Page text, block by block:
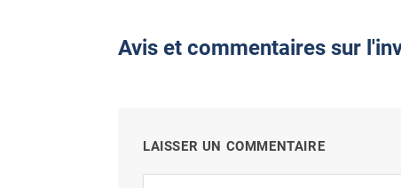
Avis et commentaires sur
LAISSER UN COMMENTAIRE